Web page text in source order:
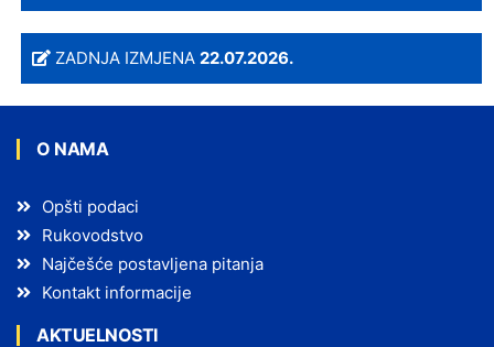
ZADNJA IZMJENA22.07.2026.
O NAMA
Opšti podaci
Rukovodstvo
Najčešće postavljena pitanja
Kontakt informacije
AKTUELNOSTI